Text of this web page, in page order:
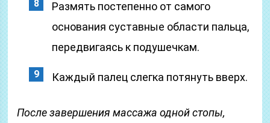
Размять постепенно от самого
основания суставные области пальца,
передвигаясь к подушечкам.
Каждый палец слегка потянуть вверх.
После завершения массажа одной стопы,